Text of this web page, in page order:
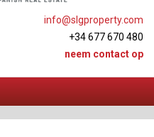
info@slgproperty.com
+34 677 670 480
neem contact op